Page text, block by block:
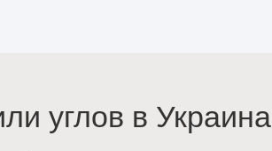
углов в Украина